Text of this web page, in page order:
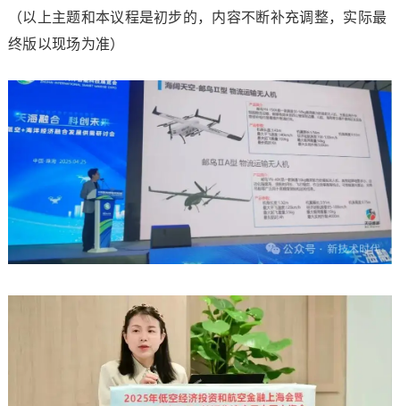
（以上主题和本议程是初步的，内容不断补充调整，实际最
终版以现场为准）